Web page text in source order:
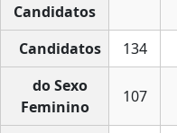
Candidatos
Candidatos
134
do Sexo
Feminino
107